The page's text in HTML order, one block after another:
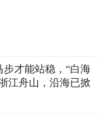
步才能站稳，“白海
江舟山，沿海已掀